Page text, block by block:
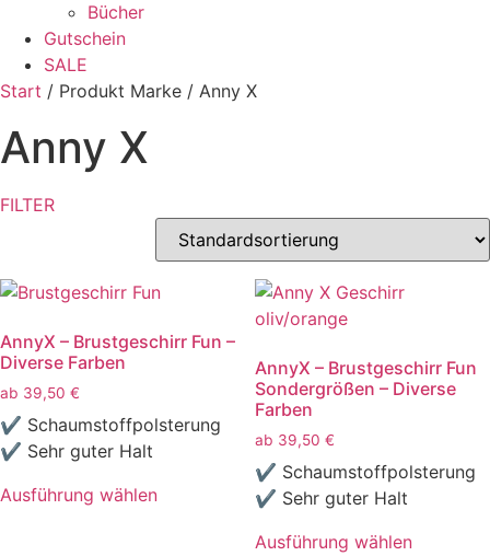
Bücher
Gutschein
SALE
Start / Produkt Marke / Anny X
Anny X
FILTER
AnnyX – Brustgeschirr Fun –
Diverse Farben
ab 39,50 €
✔ Schaumstoffpolsterung
✔ Sehr guter Halt
Ausführung wählen
AnnyX – Brustgeschirr Fun
Sondergrößen – Diverse
Farben
ab 39,50 €
✔ Schaumstoffpolsterung
✔ Sehr guter Halt
Ausführung wählen